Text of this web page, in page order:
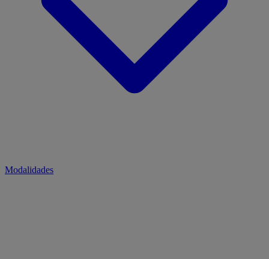
Modalidades